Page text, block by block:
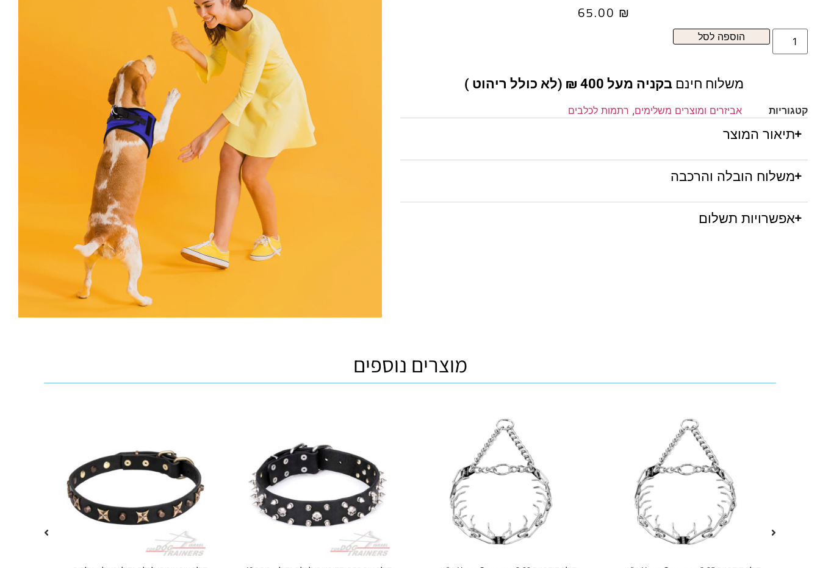
65.00 ₪
הוספה לסל
משלוח חינם בקניה מעל 400 ₪ (לא כולל ריהוט )
קטגוריות אביזרים ומוצרים משלימים, רתמות לכלבים
תיאור המוצר
משלוח הובלה והרכבה
אפשרויות תשלום
מוצרים נוספים